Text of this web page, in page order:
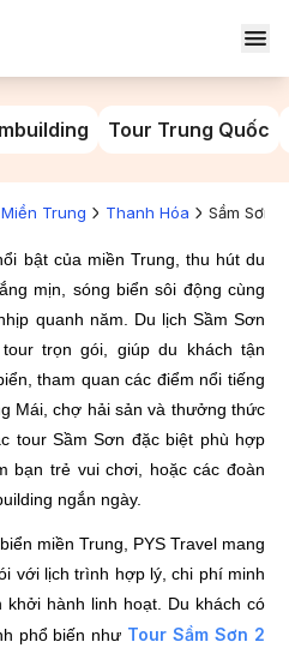
Tour Trung Quốc
Trung Thanh Hóa Sầm Sơn
bật của miền Trung, thu hút du
mịn, sóng biển sôi động cùng
quanh năm. Du lịch Sầm Sơn
trọn gói, giúp du khách tận
tham quan các điểm nổi tiếng
Mái, chợ hải sản và thưởng thức
tour Sầm Sơn đặc biệt phù hợp
bạn trẻ vui chơi, hoặc các đoàn
ngắn ngày.
miền Trung, PYS Travel mang
với lịch trình hợp lý, chi phí minh
khởi hành linh hoạt. Du khách có
phổ biến như Tour Sầm Sơn 2